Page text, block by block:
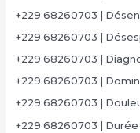
+229 68260703 |
+229 68260703 |
+229 68260703 |
+229 68260703 |
+229 68260703 |
+229 68260703 |